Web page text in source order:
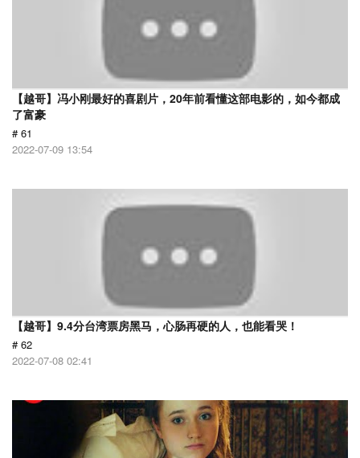
【越哥】冯小刚最好的喜剧片，20年前看懂这部电影的，如今都成
了富豪
# 61
2022-07-09 13:54
【越哥】9.4分台湾票房黑马，心肠再硬的人，也能看哭！
# 62
2022-07-08 02:41